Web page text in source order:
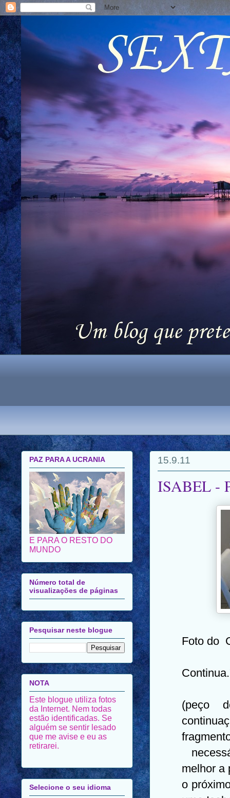
15.9.11
ISABEL -
Foto do
(peço
melhor a
o
PAZ PARA A UCRANIA
E PARA O RESTO DO
MUNDO
Número total de
visualizações de páginas
Pesquisar neste blogue
NOTA
Este blogue utiliza fotos
da Internet. Nem todas
estão identificadas. Se
alguém se sentir lesado
que me avise e eu as
retirarei.
Selecione o seu idioma